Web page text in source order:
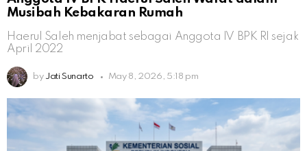
Musibah Kebakaran Rumah
Haerul Saleh menjabat sebagai Anggota IV BPK RI sejak
April 2022
by Jati Sunarto May 8, 2026, 5:18 pm